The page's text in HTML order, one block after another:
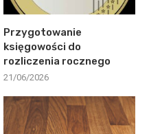
Przygotowanie
księgowości do
rozliczenia rocznego
21/06/2026